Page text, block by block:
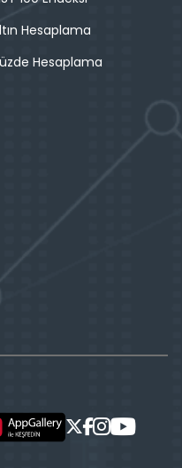
Hesaplama
Hesaplama